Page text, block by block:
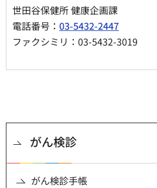
世田谷保健所 健康企画課
電話番号： 03-5432-2447
ファクシミリ：03-5432-3019
がん検診
がん検診手帳